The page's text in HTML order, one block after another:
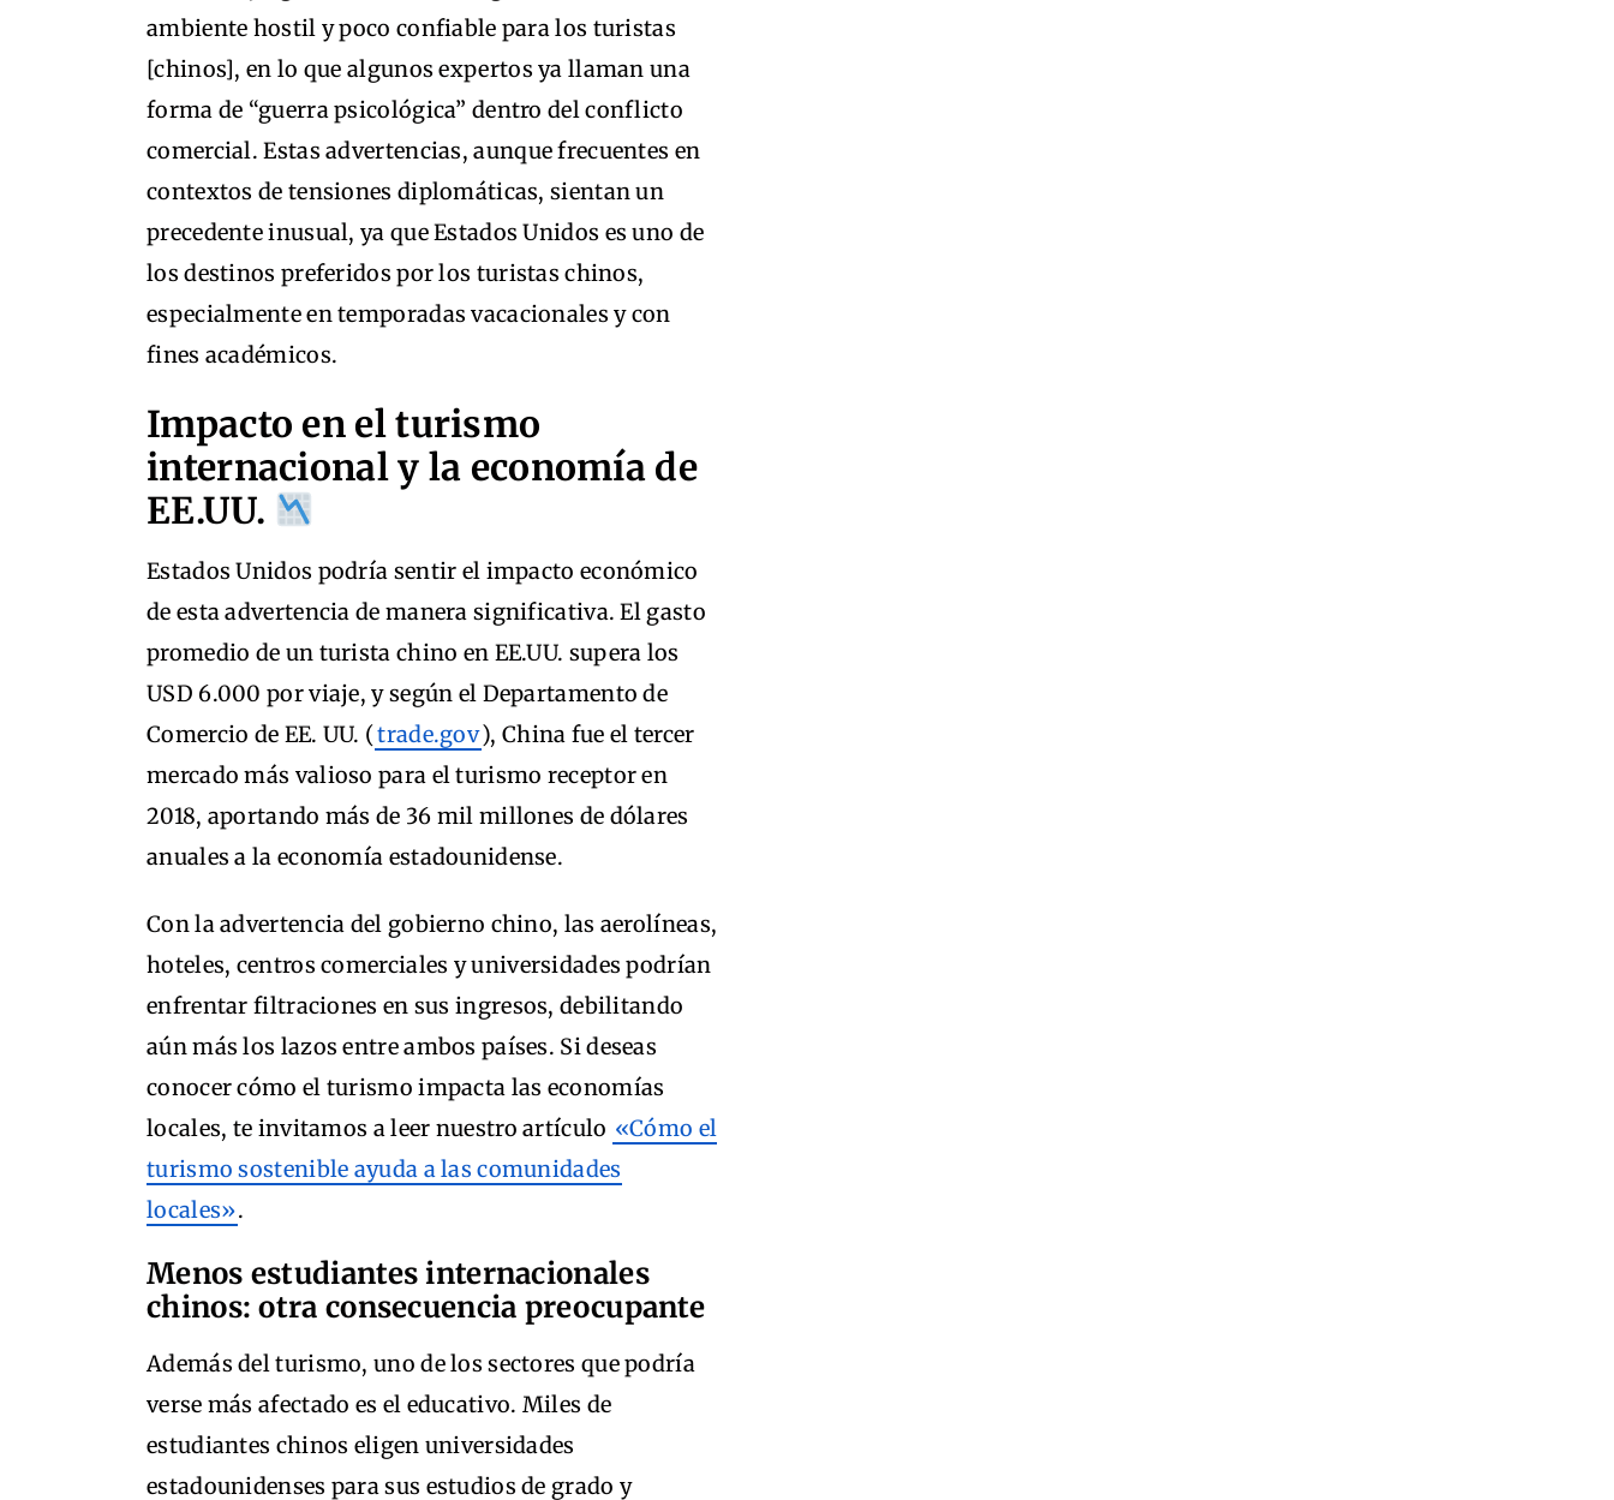
ambiente hostil y poco confiable para los turistas
[chinos], en lo que algunos expertos ya llaman una
forma de “guerra psicológica” dentro del conflicto
comercial. Estas advertencias, aunque frecuentes en
contextos de tensiones diplomáticas, sientan un
precedente inusual, ya que Estados Unidos es uno de
los destinos preferidos por los turistas chinos,
especialmente en temporadas vacacionales y con
fines académicos.
Impacto en el turismo
internacional y la economía de
EE.UU.
Estados Unidos podría sentir el impacto económico
de esta advertencia de manera significativa. El gasto
promedio de un turista chino en EE.UU. supera los
USD 6.000 por viaje, y según el Departamento de
Comercio de EE. UU. (trade.gov), China fue el tercer
mercado más valioso para el turismo receptor en
2018, aportando más de 36 mil millones de dólares
anuales a la economía estadounidense.
Con la advertencia del gobierno chino, las aerolíneas,
hoteles, centros comerciales y universidades podrían
enfrentar filtraciones en sus ingresos, debilitando
aún más los lazos entre ambos países. Si deseas
conocer cómo el turismo impacta las economías
locales, te invitamos a leer nuestro artículo «Cómo el
turismo sostenible ayuda a las comunidades
locales».
Menos estudiantes internacionales
chinos: otra consecuencia preocupante
Además del turismo, uno de los sectores que podría
verse más afectado es el educativo. Miles de
estudiantes chinos eligen universidades
estadounidenses para sus estudios de grado y